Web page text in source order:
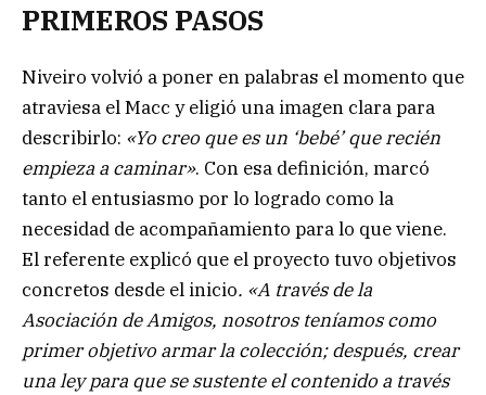
PRIMEROS PASOS
Niveiro volvió a poner en palabras el momento que
atraviesa el Macc y eligió una imagen clara para
describirlo: «Yo creo que es un ‘bebé’ que recién
empieza a caminar». Con esa definición, marcó
tanto el entusiasmo por lo logrado como la
necesidad de acompañamiento para lo que viene.
El referente explicó que el proyecto tuvo objetivos
concretos desde el inicio. «A través de la
Asociación de Amigos, nosotros teníamos como
primer objetivo armar la colección; después, crear
una ley para que se sustente el contenido a través